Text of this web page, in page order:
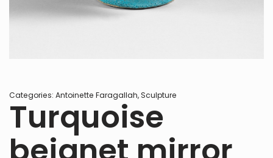
Categories: Antoinette Faragallah,Sculpture
Turquoise